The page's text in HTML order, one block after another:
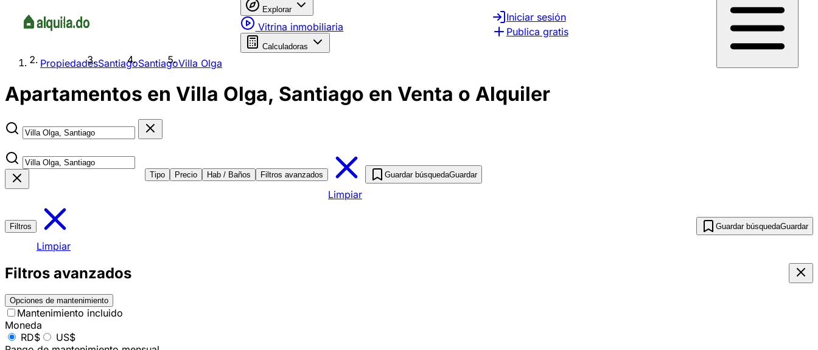
Explorar
Vitrina inmobiliaria
Calculadoras
Iniciar sesión
Publica gratis
PropiedadesSantiagoSantiagoVilla Olga
Apartamentos en Villa Olga, Santiago en Venta o Alquiler
Tipo Precio Hab / Baños Filtros avanzados
Limpiar
Guardar búsquedaGuardar
Filtros
Limpiar
Guardar búsquedaGuardar
Filtros avanzados
Opciones de mantenimiento
Mantenimiento incluido
Moneda
RD$
US$